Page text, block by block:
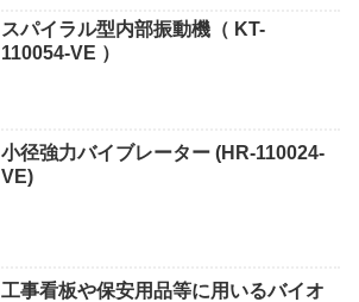
スパイラル型内部振動機（ KT-
110054-VE ）
小径強力バイブレーター (HR-110024-
VE)
工事看板や保安用品等に用いるバイオ